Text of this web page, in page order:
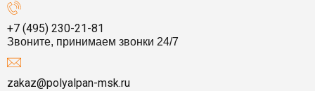
+7 (495) 230-21-81
Звоните, принимаем звонки 24/7
zakaz@polyalpan-msk.ru